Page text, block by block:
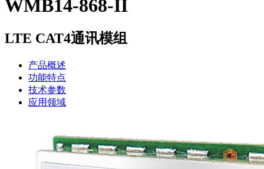
WMB14-868-II
LTE CAT4通讯模组
产品概述
功能特点
技术参数
应用领域